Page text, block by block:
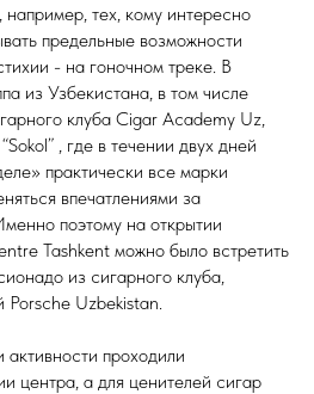
тех, кому интересно
предельные возможности
- на гоночном треке. В
из Узбекистана, в том числе
клуба Cigar Academy Uz,
, где в течении двух дней
практически все марки
впечатлениями за
поэтому на открытии
Tashkent можно было встретить
из сигарного клуба,
Porsche Uzbekistan.
проходили
центра, а для ценителей сигар